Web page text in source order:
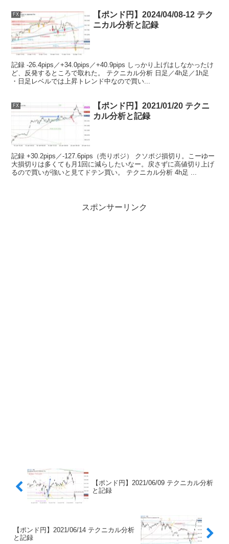
FX
【ポンド円】2024/04/08-12 テク
ニカル分析と記録
記録 -26.4pips／+34.0pips／+40.9pips しっかり上げはしなかったけ
ど、反発するところで取れた。 テクニカル分析 日足／4h足／1h足
・日足レベルでは上昇トレンド中なので買い...
FX
【ポンド円】2021/01/20 テクニ
カル分析と記録
記録 +30.2pips／-127.6pips（売りポジ） クソポジ損切り。こーゆー
大損切りは多くても月1回に減らしたいなー。戻さずに高値切り上げ
るので買いが強いと見てドテン買い。 テクニカル分析 4h足 ...
スポンサーリンク
【ポンド円】2021/06/09 テクニカル分析
と記録
【ポンド円】2021/06/14 テクニカル分析
と記録